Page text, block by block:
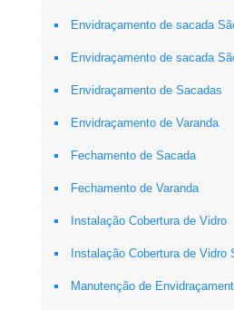
Envidraçamento de sacada
Envidraçamento de sacada
Envidraçamento de Sacadas
Envidraçamento de Varanda
Fechamento de Sacada
Fechamento de Varanda
Instalação Cobertura de Vidro
Instalação Cobertura de Vidro
Manutenção de